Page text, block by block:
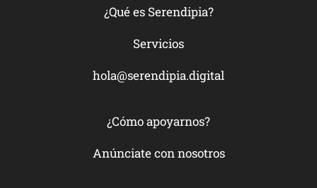
¿Qué es Serendipia?
Servicios
hola@serendipia.digital
¿Cómo apoyarnos?
Anúnciate con nosotros